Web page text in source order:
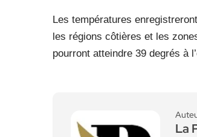
Les températures
les régions côtières et les
pourront atteindre 39 degrés à
La